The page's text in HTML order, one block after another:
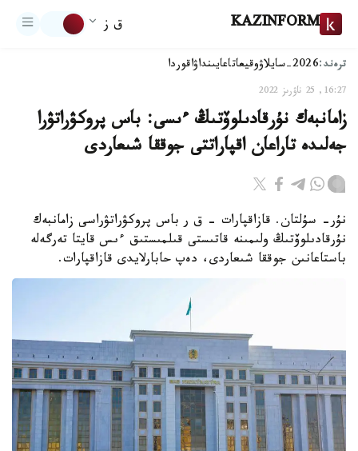
KAZINFORM ق ز
ترەند:2026-سايلاۋ وقيعاتاعايىنداۋاقوردا
16:27, 25 ناۋرىز 2022
زامانبەك نۇرقادىلوۆتىڭ ءىسى: باس پروكۋراتۋرا
جەلىدە تاراعان اقپاراتتى جوققا شىعاردى
نۇر- سۇلتان. قازاقپارات – ق ر باس پروكۋراتۋراسى زامانبەك
نۇرقادىلوۆتىڭ ولىمىنە قاتىستى قىلمىستىق ءىس قايتا تەرگەلە
باستاعانىن جوققا شىعاردى، دەپ حابارلايدى قازاقپارات.